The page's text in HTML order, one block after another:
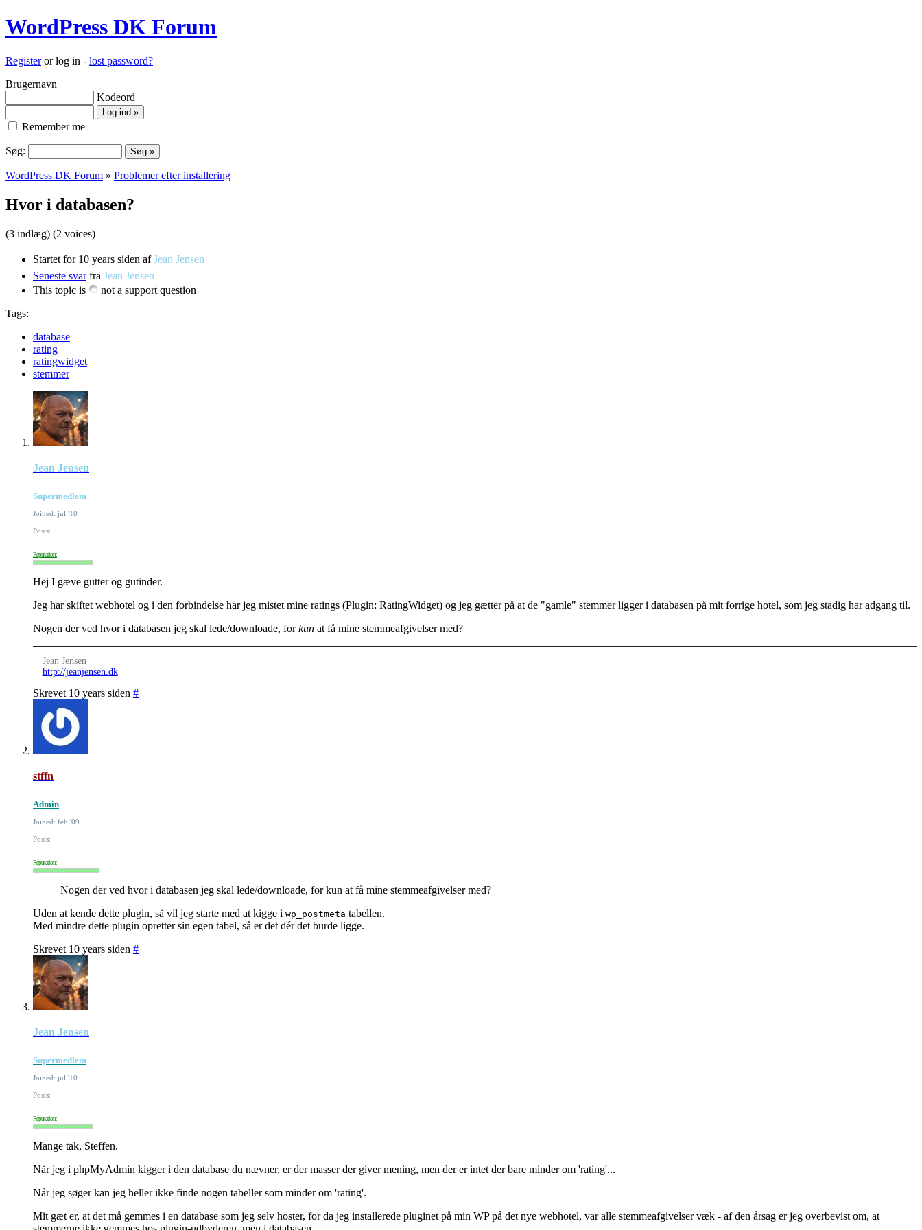
WordPress DK Forum
Registeror log in - lost password?
Brugernavn
Kodeord
Remember me
Søg:
WordPress DK Forum » Problemer efter installering
Hvor i databasen?
(3 indlæg) (2 voices)
Startet for 10 years siden afJean Jensen
Seneste svarfra Jean Jensen
This topic is
not a support question
Tags:
database
rating
ratingwidget
stemmer
Jean Jensen
Supermedlem
Joined: jul '10
Posts:
Reputation:
Hej I gæve gutter og gutinder.
Jeg har skiftet webhotel og i den forbindelse har jeg mistet mine ratings (Plugin: RatingWidget) og jeg gætter på at de "gamle" stemmer ligger i databasen på mit forrige hotel, som jeg stadig har adgang til.
Nogen der ved hvor i databasen jeg skal lede/downloade, forkun at få mine stemmeafgivelser med?
Jean Jensen
http://jeanjensen.dk
Skrevet 10 years siden #
stffn
Admin
Joined: feb '09
Posts:
Reputation:
Nogen der ved hvor i databasen jeg skal lede/downloade, for kun at få mine stemmeafgivelser med?
Uden at kende dette plugin, så vil jeg starte med at kigge i wp_postmeta tabellen.
Med mindre dette plugin opretter sin egen tabel, så er det dér det burde ligge.
Skrevet 10 years siden #
Jean Jensen
Supermedlem
Joined: jul '10
Posts:
Reputation:
Mange tak, Steffen.
Når jeg i phpMyAdmin kigger i den database du nævner, er der masser der giver mening, men der er intet der bare minder om 'rating'...
Når jeg søger kan jeg heller ikke finde nogen tabeller som minder om 'rating'.
Mit gæt er, at det må gemmes i en database som jeg selv hoster, for da jeg installerede pluginet på min WP på det nye webhotel, var alle stemmeafgivelser væk - af den årsag er jeg overbevist om, at